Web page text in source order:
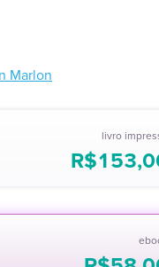
Marlon
livro
R$